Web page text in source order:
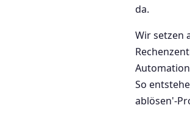
da.
Wir setzen
So
ablösen'-